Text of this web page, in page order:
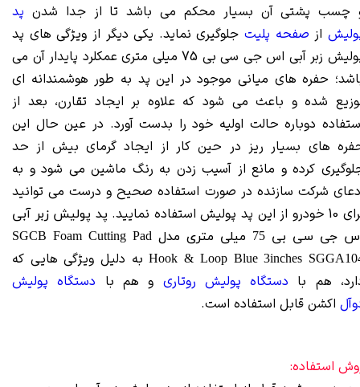
چسب پشتی آن بسیار محکم می باشد تا از جدا شدن پد
از صفحه پلیتجلوگیری نماید. یکی دیگر از ویژگی های پد
پولیش زبر آبی اس جی سی بی 75 میلی متری عمکلرد پایدار آن می
حفره های میانی موجود در این پد به طور هوشمندانه ای
شده و باعث می شود که علاوه بر ایجاد تقارن، بعد از
دوباره حالت اولیه خود را بدست آورد. در عین حال این
های بسیار ریز در حین کار از ایجاد گرمای بیش از حد
کرده و مانع از آسیب زدن به رنگ ماشین می شود و به
شرکت سازنده در صورت استفاده صحیح و درست می توانید
این پد پولیش استفاده نمایید.
پد پولیش زبر آبی
جی سی بی 75 میلی متری مدل
SGCB Foam Cutting Pad
Hook & Loop Blue 3inchesبه دلیل ویژگی هایی که
هم با دستگاه پولیش روتاری و هم با دستگاه پولیش
اکشن قابل استفاده است.
استفاده: